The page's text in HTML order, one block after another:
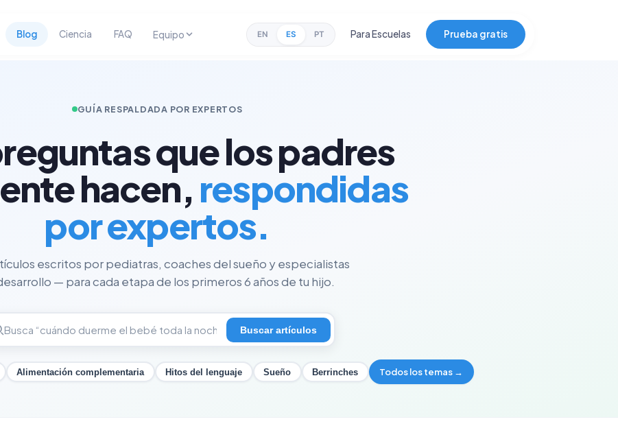
Blog Ciencia FAQ Equipo EN ES PT Para Escuelas Prueba gratis
GUÍA RESPALDADA POR EXPERTOS
que los padres
hacen, respondidas
por expertos.
escritos por pediatras, coaches del sueño y especialistas
— para cada etapa de los primeros 6 años de tu hijo.
Buscar artículos
Alimentación complementaria Hitos del lenguaje Sueño Berrinches Todos los temas →